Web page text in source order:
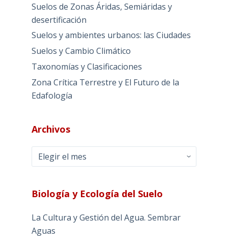
Suelos de Zonas Áridas, Semiáridas y
desertificación
Suelos y ambientes urbanos: las Ciudades
Suelos y Cambio Climático
Taxonomías y Clasificaciones
Zona Crítica Terrestre y El Futuro de la
Edafología
Archivos
Archivos
Biología y Ecología del Suelo
La Cultura y Gestión del Agua. Sembrar
Aguas